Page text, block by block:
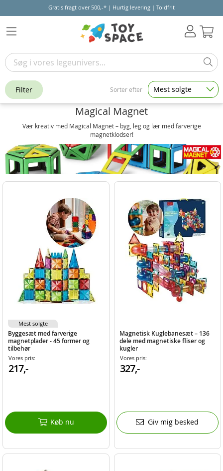
Gratis fragt over 500,-* | Hurtig levering | Toldfrit
Magical Magnet
Vær kreativ med Magical Magnet – byg, leg og lær med farverige
magnetklodser!
Byggesæt med farverige
magnetplader - 45 former og
tilbehør
Vores pris:
217,-
Køb nu
Mest solgte
Magnetisk Kuglebanesæt – 136
dele med magnetiske fliser og
kugler
Vores pris:
327,-
Giv mig besked
Filter Sorter efter Mest solgte